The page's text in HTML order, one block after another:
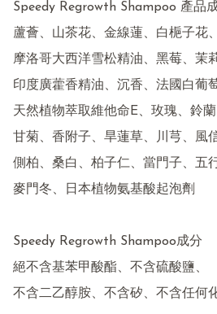
Speedy Regrowth Shampoo 產品成
蘆薈、山茶花、金線蓮、白梔子花、
摩洛哥大西洋雪松精油、黑莓、茉
印度廣藿香精油、沉香、法國白葡
天然植物萃取維他命E、玫瑰、鈴蘭
甘菊、香附子、旱蓮草、川芎、風
側柏、桑白、柏子仁、當門子、五
麥門冬、日本植物氨基酸起泡劑
Speedy Regrowth Shampoo成分
絕不含基苯甲酸酯、不含硫酸鹽、
不含二乙醇胺、不含矽、不含任何